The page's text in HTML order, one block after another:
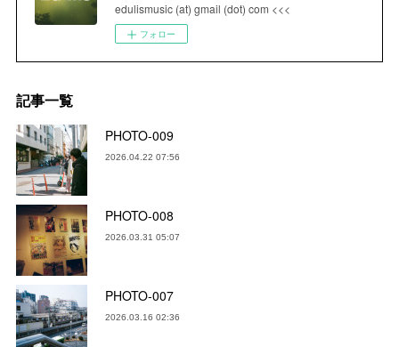
edulismusic (at) gmail (dot) com <<<
フォロー
記事一覧
PHOTO-009
2026.04.22 07:56
PHOTO-008
2026.03.31 05:07
PHOTO-007
2026.03.16 02:36